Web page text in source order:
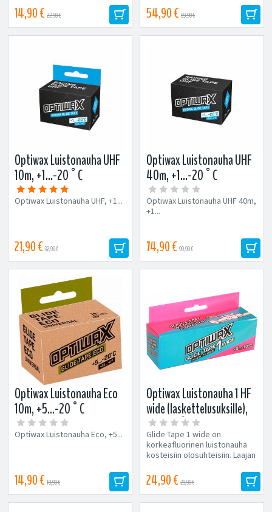
maastohiihtosuksille.
Optiwaxin
erikoistuotantoprosessin...
14,90 € 22,90 €
maastohiihtosuksille.
Optiwaxin
erikoistuotantoprosessin...
54,90 € 69,90 €
Optiwax Luistonauha UHF
10m, +1...-20°C
Optiwax Luistonauha UHF, +1...
21,90 € 32,90 €
Optiwax Luistonauha UHF
40m, +1...-20°C
Optiwax Luistonauha UHF 40m,
+1...
74,90 € 99,90 €
Optiwax Luistonauha Eco
10m, +5...-20°C
Optiwax Luistonauha Eco, +5...
14,90 € 18,90 €
Optiwax Luistonauha 1 HF
wide (laskettelusuksille),
+5...-10°C
Glide Tape 1 wide on
korkeafluorinen luistonauha
kosteisiin olosuhteisiin. Laajan
24,90 € 29,90 €